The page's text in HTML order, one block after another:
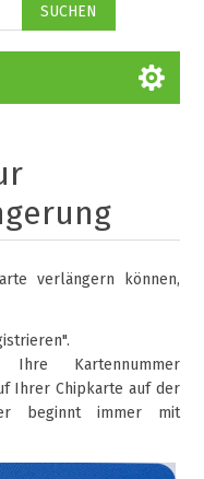
verlängern können,
Kartennummer
Ihrer Chipkarte auf der
beginnt immer mit